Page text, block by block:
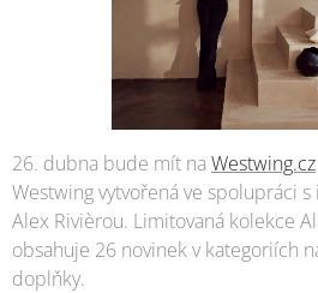
26. dubna bude mít na Westwing.cz
Westwing vytvořená ve spolupráci
Alex Rivièrou. Limitovaná kolekce
obsahuje 26 novinek v kategoriích
doplňky.